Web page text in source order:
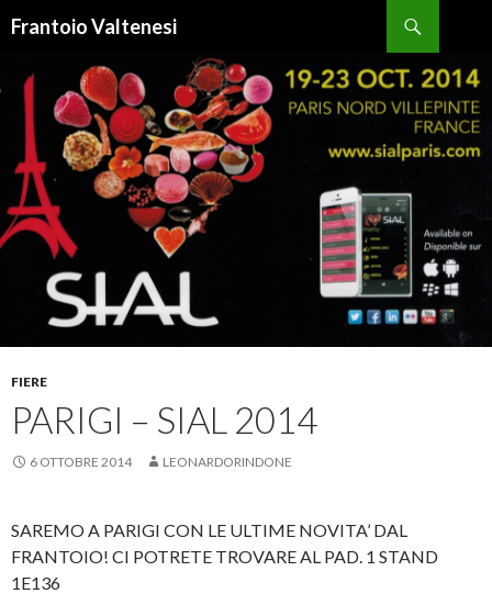
Frantoio Valtenesi
CONTENUTO
FIERE
PARIGI – SIAL 2014
6 OTTOBRE 2014 LEONARDORINDONE
SAREMO A PARIGI CON LE ULTIME NOVITA’ DAL
FRANTOIO! CI POTRETE TROVARE AL PAD. 1 STAND
1E136